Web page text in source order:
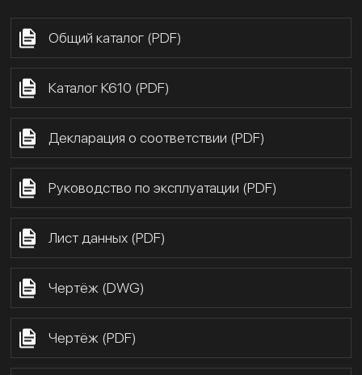
Общий каталог (PDF)
Каталог К610 (PDF)
Декларация о соответствии (PDF)
Руководство по эксплуатации (PDF)
Лист данных (PDF)
Чертёж (DWG)
Чертёж (PDF)